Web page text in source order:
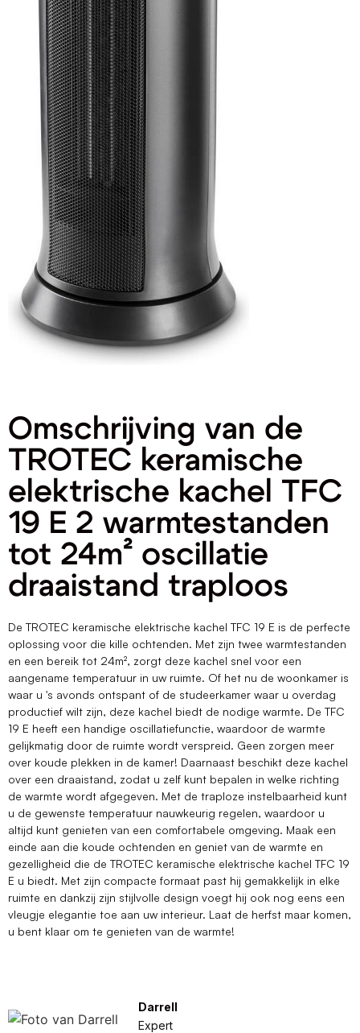
Omschrijving van de
TROTEC keramische
elektrische kachel TFC
19 E 2 warmtestanden
tot 24m² oscillatie
draaistand traploos
De TROTEC keramische elektrische kachel TFC 19 E is de perfecte
oplossing voor die kille ochtenden. Met zijn twee warmtestanden
en een bereik tot 24m², zorgt deze kachel snel voor een
aangename temperatuur in uw ruimte. Of het nu de woonkamer is
waar u 's avonds ontspant of de studeerkamer waar u overdag
productief wilt zijn, deze kachel biedt de nodige warmte. De TFC
19 E heeft een handige oscillatiefunctie, waardoor de warmte
gelijkmatig door de ruimte wordt verspreid. Geen zorgen meer
over koude plekken in de kamer! Daarnaast beschikt deze kachel
over een draaistand, zodat u zelf kunt bepalen in welke richting
de warmte wordt afgegeven. Met de traploze instelbaarheid kunt
u de gewenste temperatuur nauwkeurig regelen, waardoor u
altijd kunt genieten van een comfortabele omgeving. Maak een
einde aan die koude ochtenden en geniet van de warmte en
gezelligheid die de TROTEC keramische elektrische kachel TFC 19
E u biedt. Met zijn compacte formaat past hij gemakkelijk in elke
ruimte en dankzij zijn stijlvolle design voegt hij ook nog eens een
vleugje elegantie toe aan uw interieur. Laat de herfst maar komen,
u bent klaar om te genieten van de warmte!
Darrell
Expert